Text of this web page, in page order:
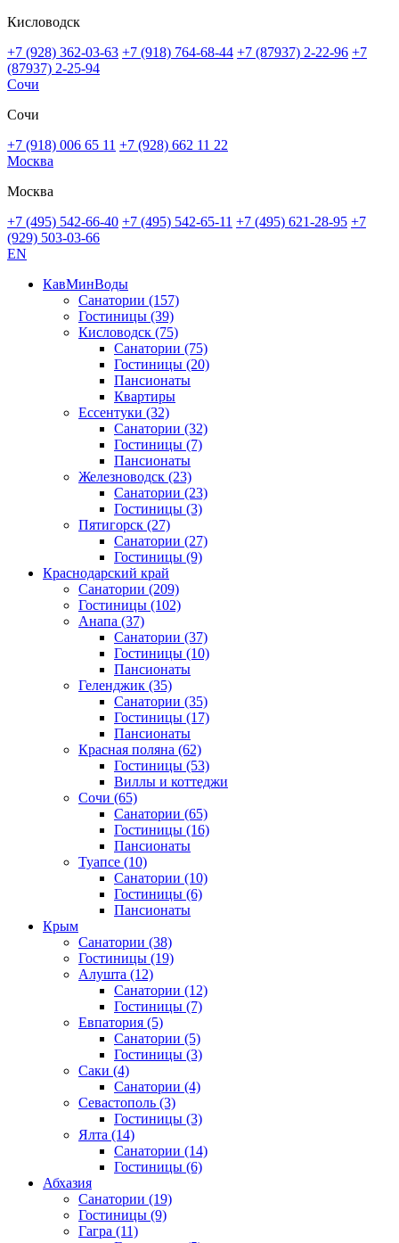
Кисловодск
+7 (928) 362-03-63 +7 (918) 764-68-44 +7 (87937) 2-22-96 +7
(87937) 2-25-94
Сочи
Сочи
+7 (918) 006 65 11 +7 (928) 662 11 22
Москва
Москва
+7 (495) 542-66-40 +7 (495) 542-65-11 +7 (495) 621-28-95 +7
(929) 503-03-66
EN
КавМинВоды
Санатории (157)
Гостиницы (39)
Кисловодск (75)
Санатории (75)
Гостиницы (20)
Пансионаты
Квартиры
Ессентуки (32)
Санатории (32)
Гостиницы (7)
Пансионаты
Железноводск (23)
Санатории (23)
Гостиницы (3)
Пятигорск (27)
Санатории (27)
Гостиницы (9)
Краснодарский край
Санатории (209)
Гостиницы (102)
Анапа (37)
Санатории (37)
Гостиницы (10)
Пансионаты
Геленджик (35)
Санатории (35)
Гостиницы (17)
Пансионаты
Красная поляна (62)
Гостиницы (53)
Виллы и коттеджи
Сочи (65)
Санатории (65)
Гостиницы (16)
Пансионаты
Туапсе (10)
Санатории (10)
Гостиницы (6)
Пансионаты
Крым
Санатории (38)
Гостиницы (19)
Алушта (12)
Санатории (12)
Гостиницы (7)
Евпатория (5)
Санатории (5)
Гостиницы (3)
Саки (4)
Санатории (4)
Севастополь (3)
Гостиницы (3)
Ялта (14)
Санатории (14)
Гостиницы (6)
Абхазия
Санатории (19)
Гостиницы (9)
Гагра (11)